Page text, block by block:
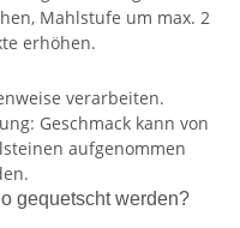
Mahlstufe um max. 2
erhöhen.
verarbeiten.
Geschmack kann von
aufgenommen
gequetscht werden?